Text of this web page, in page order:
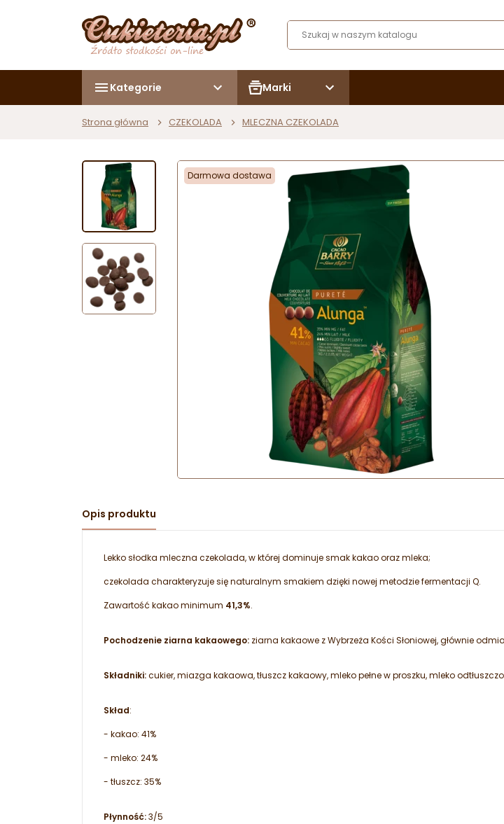
Kategorie Marki
Strona główna CZEKOLADA MLECZNA CZEKOLADA
Darmowa dostawa
Opis produktu
Lekko słodka mleczna czekolada, w której dominuje smak kakao oraz mleka;
czekolada charakteryzuje się naturalnym smakiem dzięki nowej metodzie fermentacji Q.
Zawartość kakao minimum 41,3%.
Pochodzenie ziarna kakaowego: ziarna kakaowe z Wybrzeża Kości Słoniowej, głównie
Składniki:cukier, miazga kakaowa, tłuszcz kakaowy, mleko pełne w proszku, mleko
Skład:
- kakao: 41%
- mleko: 24%
- tłuszcz: 35%
Płynność:3/5